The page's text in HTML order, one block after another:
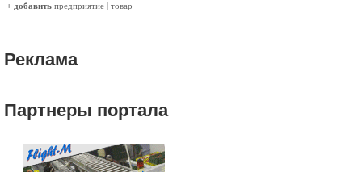
+ добавить предприятие | товар
Реклама
Партнеры портала